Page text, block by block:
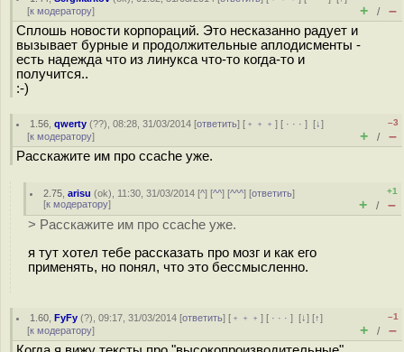
[к модератору] + / –
Сплошь новости корпораций. Это несказанно радует и
вызывает бурные и продолжительные аплодисменты -
есть надежда что из линукса что-то когда-то и
получится..
:-)
1.56 ,qwerty (??), 08:28, 31/03/2014 [ответить] [ ﹢﹢﹢] [ · · ·][↓]
[к модератору]
–3
+ / –
Расскажите им про ccache уже.
2.75 ,arisu (ok), 11:30, 31/03/2014 [^] [^^] [^^^] [ответить]
[к модератору]
+1
+ / –
> Расскажите им про ccache уже.
я тут хотел тебе рассказать про мозг и как его
применять, но понял, что это бессмысленно.
1.60 ,FyFy (?), 09:17, 31/03/2014 [ответить] [ ﹢﹢﹢] [ · · ·][↓] [↑]
[к модератору]
–1
+ / –